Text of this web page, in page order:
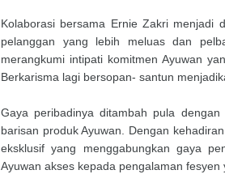
Kolaborasi bersama Ernie Zakri menjadi
pelanggan yang lebih meluas dan
merangkumi intipati komitmen Ayuwan
Berkarisma lagi bersopan- santun
Gaya peribadinya ditambah pula
barisan produk Ayuwan. Dengan
eksklusif yang menggabungkan gaya
Ayuwan akses kepada pengalaman